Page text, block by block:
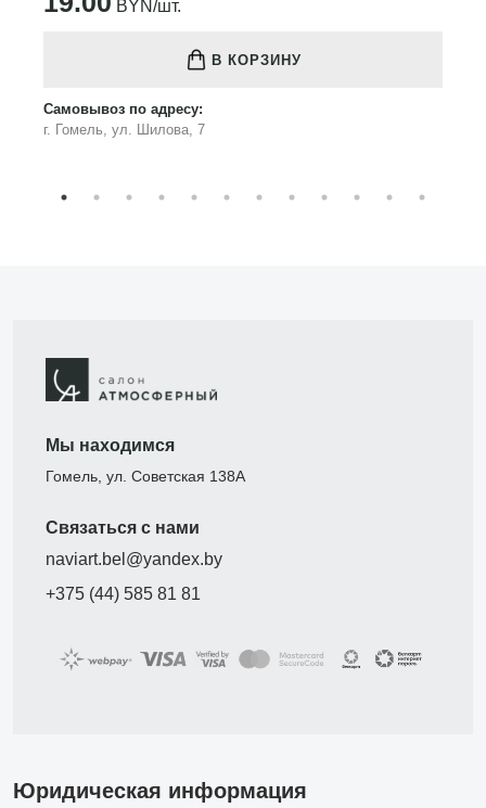
BYN/шт.
В КОРЗИНУ
Самовывоз по адресу:
г. Гомель, ул. Шилова, 7
Мы находимся
Гомель, ул. Советская 138А
Связаться с нами
naviart.bel@yandex.by
+375 (44) 585 81 81
Юридическая информация